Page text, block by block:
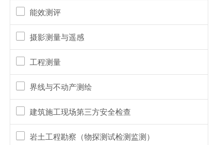
能效测评
摄影测量与遥感
工程测量
界线与不动产测绘
建筑施工现场第三方安全检查
岩土工程勘察（物探测试检测监测）